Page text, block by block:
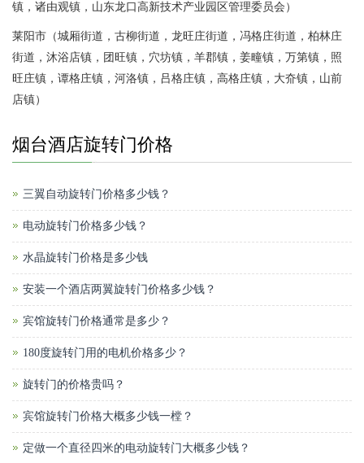
镇，诸由观镇，山东龙口高新技术产业园区管理委员会）
莱阳市（城厢街道，古柳街道，龙旺庄街道，冯格庄街道，柏林庄
街道，沐浴店镇，团旺镇，穴坊镇，羊郡镇，姜疃镇，万第镇，照
旺庄镇，谭格庄镇，河洛镇，吕格庄镇，高格庄镇，大夼镇，山前
店镇）
烟台酒店旋转门价格
三翼自动旋转门价格多少钱？
电动旋转门价格多少钱？
水晶旋转门价格是多少钱
安装一个酒店两翼旋转门价格多少钱？
宾馆旋转门价格通常是多少？
180度旋转门用的电机价格多少？
旋转门的价格贵吗？
宾馆旋转门价格大概多少钱一樘？
定做一个直径四米的电动旋转门大概多少钱？